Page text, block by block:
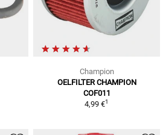
Champion
OELFILTER CHAMPION
COF011
4,99 €1